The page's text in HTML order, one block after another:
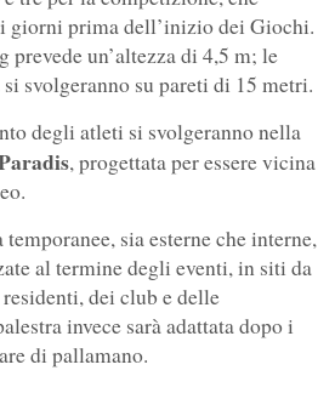
giorni prima dell’inizio dei Giochi.
prevede un’altezza di 4,5 m; le
svolgeranno su pareti di 15 metri.
degli atleti si svolgeranno nella
, progettata per essere vicina
sia esterne che interne,
al termine degli eventi, in siti da
dei club e delle
invece sarà adattata dopo i
di pallamano.